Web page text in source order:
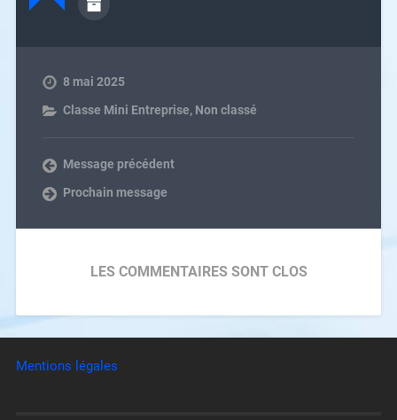
8 mai 2025
Classe Mini Entreprise, Non classé
Message précédent
Prochain message
LES COMMENTAIRES SONT CLOS
Mentions légales